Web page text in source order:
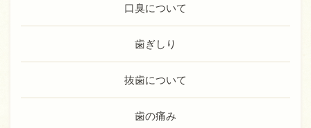
口臭について
歯ぎしり
抜歯について
歯の痛み